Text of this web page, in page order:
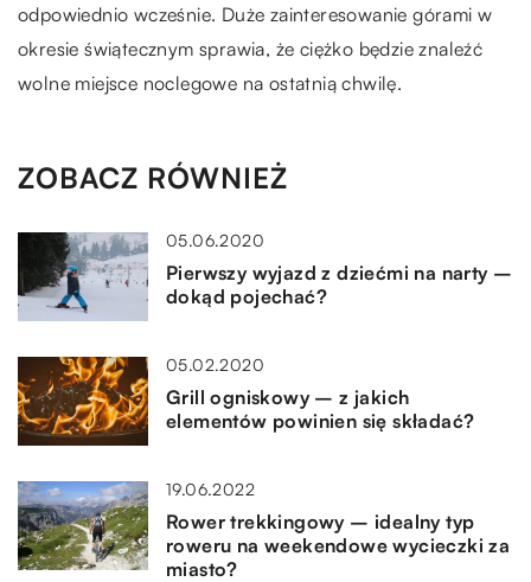
odpowiednio wcześnie. Duże zainteresowanie górami w
okresie świątecznym sprawia, że ciężko będzie znaleźć
wolne miejsce noclegowe na ostatnią chwilę.
ZOBACZ RÓWNIEŻ
05.06.2020
Pierwszy wyjazd z dziećmi na narty –
dokąd pojechać?
05.02.2020
Grill ogniskowy – z jakich
elementów powinien się składać?
19.06.2022
Rower trekkingowy – idealny typ
roweru na weekendowe wycieczki za
miasto?